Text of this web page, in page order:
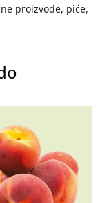
proizvode, piće,